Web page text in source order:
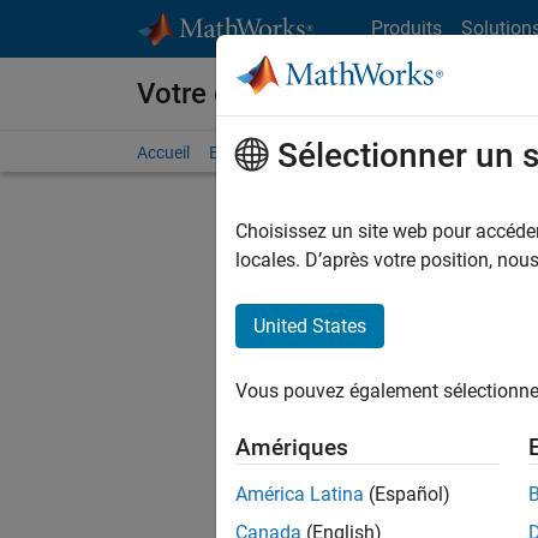
Produits
Votre carrière chez MathWorks
Accueil Explorer nos opportunités Adresses de
FILTRER
d'offre
Les
Sélectionner un
Choisissez un site web pour
locales. D’après votre position,
United States
Vous pouvez également
Amériques
América Latina (Español)
Canada (English)